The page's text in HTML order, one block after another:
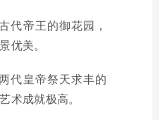
代帝王的御花园，
优美。
代皇帝祭天求丰的
术成就极高。